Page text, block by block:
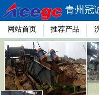
青州冠
网站首页 推荐产品